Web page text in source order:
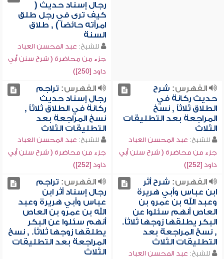
رجال إسناد حديث (
كيف ترى في رجل طلق
امرأته حائضاًَ ) , طلاق
السنة
للشيخ: عبد المحسن العباد
جزء من محاضرة ( شرح سنن أبي
داود [250])
الفهرس: شرح
حديث ركانة في
الطلاق ثلاثاً , نسخ
المراجعة بعد التطليقات
الثلاث
للشيخ: عبد المحسن العباد
جزء من محاضرة ( شرح سنن أبي
داود [252])
الفهرس: تراجم
رجال إسناد حديث
ركانة في الطلاق ثلاثاً ,
نسخ المراجعة بعد
التطليقات الثلاث
للشيخ: عبد المحسن العباد
جزء من محاضرة ( شرح سنن أبي
داود [252])
الفهرس: شرح أثر
ابن عباس وأبي هريرة
وعبد الله بن عمرو بن
العاص أنهم سئلوا عن
البكر يطلقها زوجها ثلاثاً.
, نسخ المراجعة بعد
التطليقات الثلاث
للشيخ: عبد المحسن العباد
الفهرس: تراجم
رجال إسناد أثر ابن
عباس وأبي هريرة وعبد
الله بن عمرو بن العاص
أنهم سئلوا عن البكر
يطلقها زوجها ثلاثاً. , نسخ
المراجعة بعد التطليقات
الثلاث